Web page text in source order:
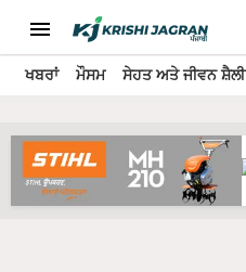
ਖਬਰਾਂ ਮੌਸਮ ਸੇਹਤ ਅਤੇ ਜੀਵਨ ਸ਼ੈਲੀ